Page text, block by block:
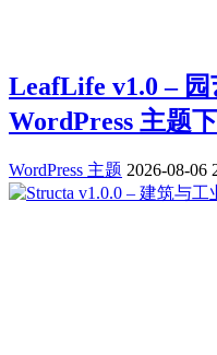
LeafLife v1.0 –
WordPress 主题
WordPress 主题 2026-08-06